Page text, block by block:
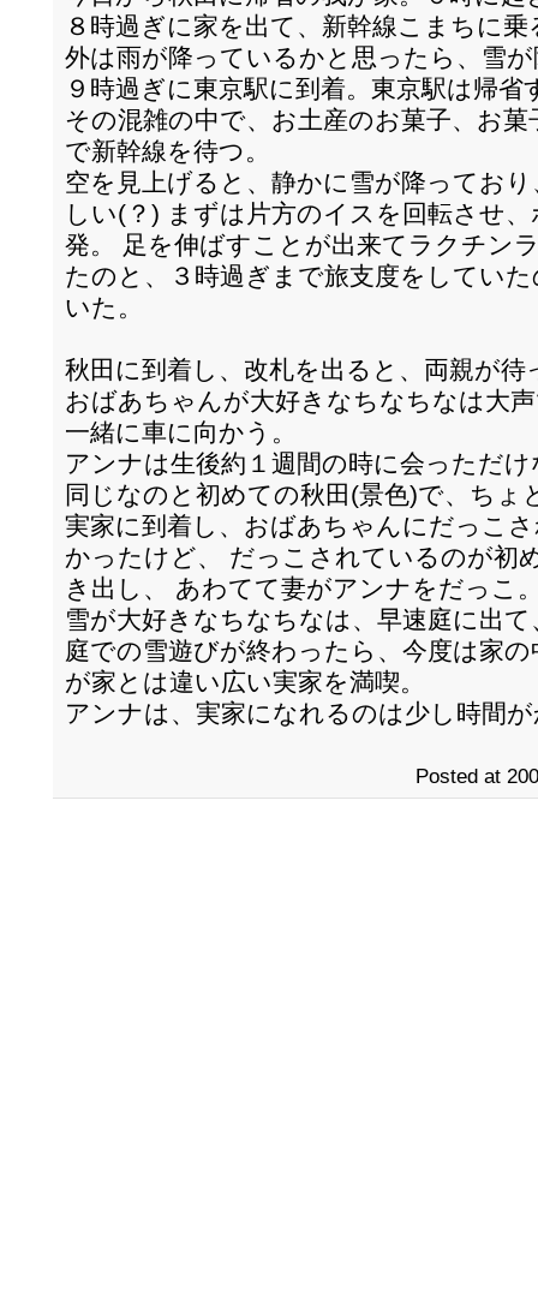
８時過ぎに家を出て、新幹線こまちに
外は雨が降っているかと思ったら、雪
９時過ぎに東京駅に到着。東京駅は帰
その混雑の中で、お土産のお菓子、お
で新幹線を待つ。
空を見上げると、静かに雪が降ってお
しい(？) まずは片方のイスを回転させ
発。 足を伸ばすことが出来てラクチン
たのと、３時過ぎまで旅支度をしてい
いた。
秋田に到着し、改札を出ると、両親が
おばあちゃんが大好きなちなちなは大
一緒に車に向かう。
アンナは生後約１週間の時に会っただ
同じなのと初めての秋田(景色)で、ちょ
実家に到着し、おばあちゃんにだっこ
かったけど、 だっこされているのが初
き出し、 あわてて妻がアンナをだっこ
雪が大好きなちなちなは、早速庭に出
庭での雪遊びが終わったら、今度は家
が家とは違い広い実家を満喫。
アンナは、実家になれるのは少し時間
Posted at